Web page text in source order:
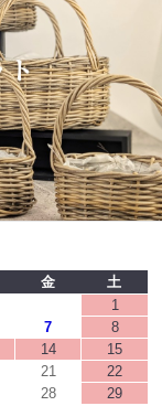
金
土
1
7
8
14
15
21
22
28 29